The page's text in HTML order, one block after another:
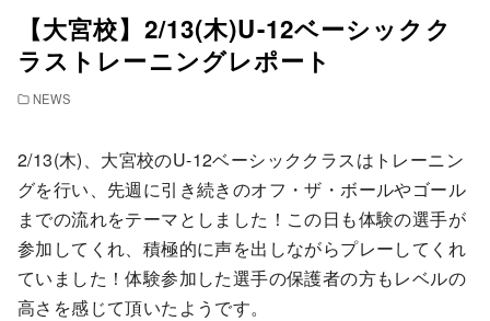
【大宮校】2/13(木)U-12ベーシックク
ラストレーニングレポート
NEWS
2/13(木)、大宮校のU-12ベーシッククラスはトレーニン
グを行い、先週に引き続きのオフ・ザ・ボールやゴール
までの流れをテーマとしました！この日も体験の選手が
参加してくれ、積極的に声を出しながらプレーしてくれ
ていました！体験参加した選手の保護者の方もレベルの
高さを感じて頂いたようです。